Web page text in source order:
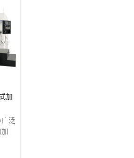
、
，
的
加
泛
有
操